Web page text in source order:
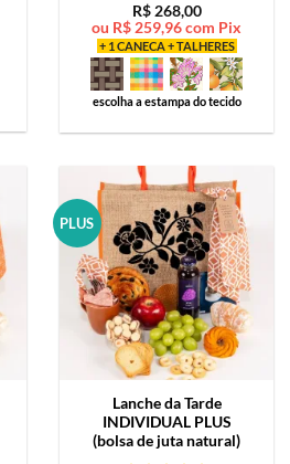
Avaliação5
de 5
R$268,00
ou R$ 259,96com Pix
+ 1 CANECA + TALHERES
escolha a estampa do tecido
PLUS
Lanche da Tarde
INDIVIDUAL PLUS
(bolsa de juta natural)